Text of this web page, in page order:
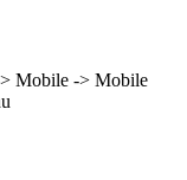
> Mobile -> Mobile